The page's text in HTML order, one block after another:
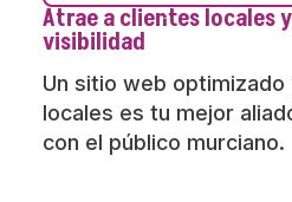
Atrae a clientes locales
visibilidad
Un sitio web optimizado
locales es tu mejor
con el público murciano.